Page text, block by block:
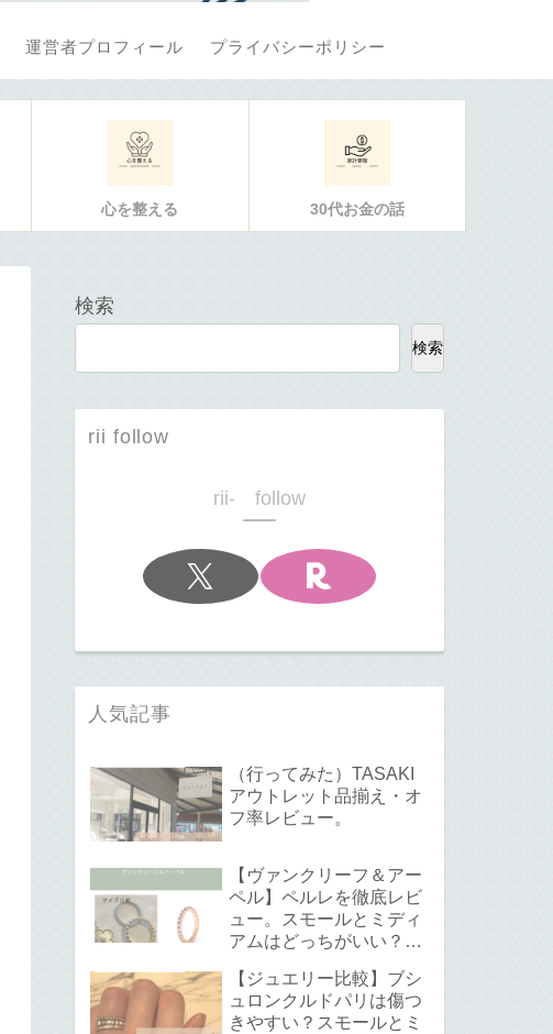
運営者プロフィール プライバシーポリシー
心を整える 30代お金の話
検索
検索
rii follow
rii- follow
人気記事
（行ってみた）TASAKI
アウトレット品揃え・オ
フ率レビュー。
【ヴァンクリーフ＆アー
ペル】ペルレを徹底レビ
ュー。スモールとミディ
アムはどっちがいい？サ
て。
【ジュエリー比較】ブシ
ュロンクルドパリは傷つ
きやすい？スモールとミ